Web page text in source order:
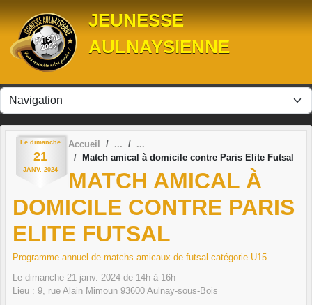
JEUNESSE
AULNAYSIENNE
Le dimanche
21
JANV. 2024
Accueil
Match amical à domicile contre Paris Elite Futsal
MATCH AMICAL À
DOMICILE CONTRE PARIS
ELITE FUTSAL
Programme annuel de matchs amicaux de futsal catégorie U15
Le dimanche 21 janv. 2024 de 14h à 16h
Lieu : 9, rue Alain Mimoun 93600 Aulnay-sous-Bois